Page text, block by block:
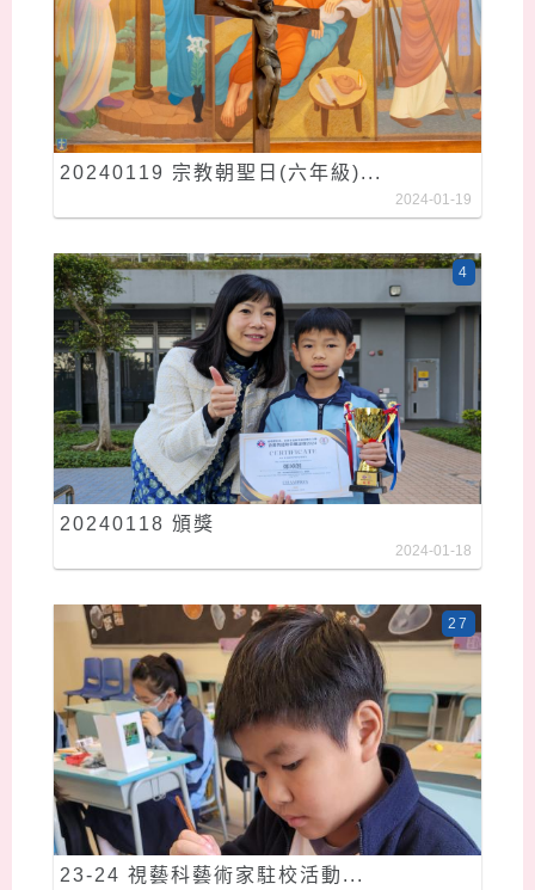
20240119 宗教朝聖日(六年級)...
2024-01-19
20240118 頒獎
4
2024-01-18
23-24 視藝科藝術家駐校活動...
27